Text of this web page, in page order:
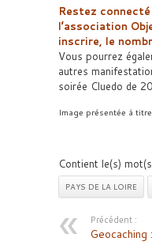
Restez
l’association
inscrire, le
Vous pourrez
autres
soirée Cluedo de
Image présentée à
Contient le(s)
PAYS DE LA LOIRE
Précédent :
Geocaching